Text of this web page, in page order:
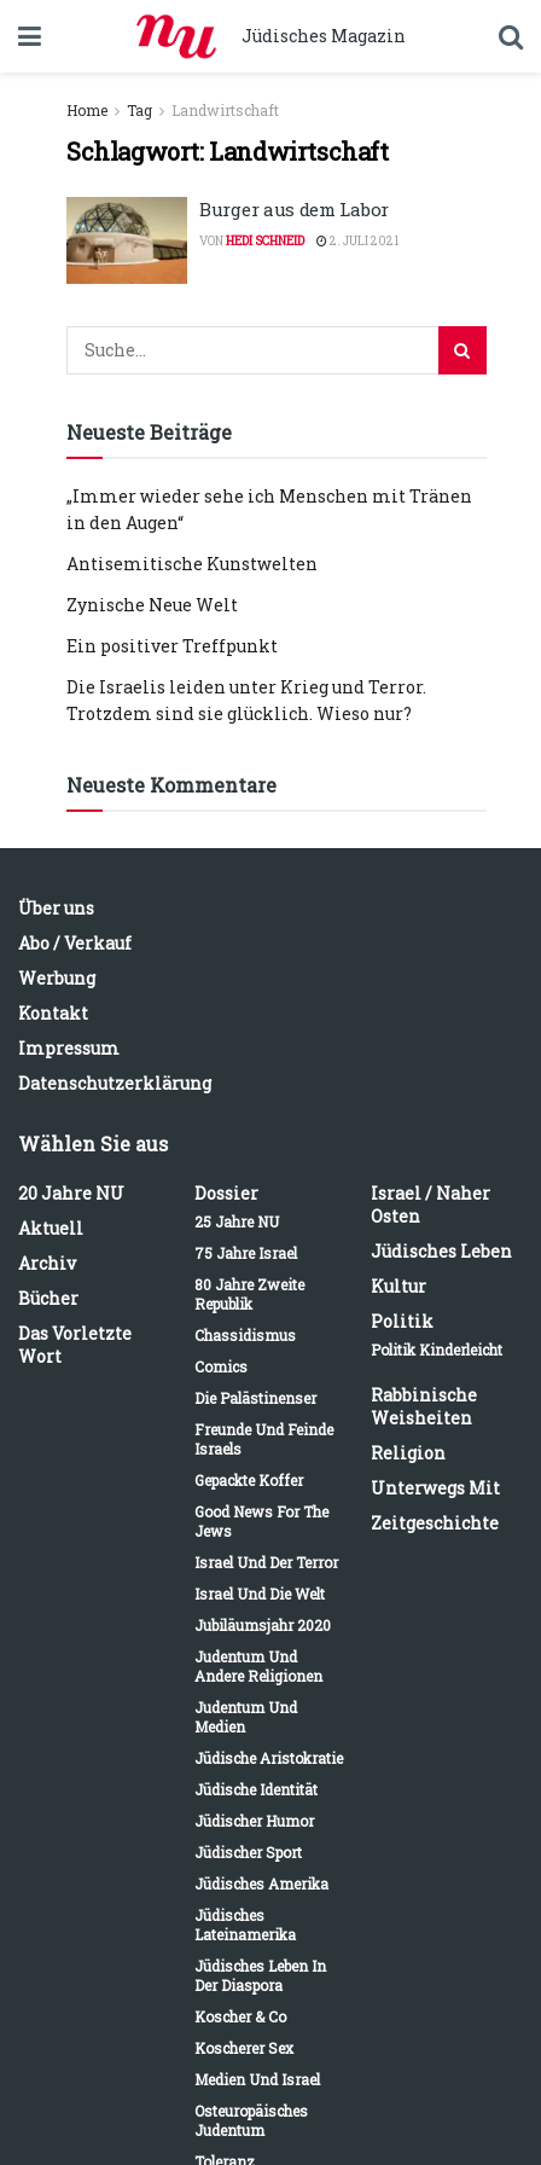
Jüdisches Magazin
Home Tag Landwirtschaft
Schlagwort:Landwirtschaft
Burger aus dem Labor
VONHEDI SCHNEID 2. JULI 2021
Neueste Beiträge
„Immer wieder sehe ich Menschen mit Tränen
in den Augen“
Antisemitische Kunstwelten
Zynische Neue Welt
Ein positiver Treffpunkt
Die Israelis leiden unter Krieg und Terror.
Trotzdem sind sie glücklich. Wieso nur?
Neueste Kommentare
Über uns
Abo / Verkauf
Werbung
Kontakt
Impressum
Datenschutzerklärung
Wählen Sie aus
20 Jahre NU
Aktuell
Archiv
Bücher
Das Vorletzte
Wort
Dossier
25 Jahre NU
75 Jahre Israel
80 Jahre Zweite
Republik
Chassidismus
Comics
Die Palästinenser
Freunde Und Feinde
Israels
Gepackte Koffer
Good News For The
Jews
Israel Und Der Terror
Israel Und Die Welt
Jubiläumsjahr 2020
Judentum Und
Andere Religionen
Judentum Und
Medien
Jüdische Aristokratie
Jüdische Identität
Jüdischer Humor
Jüdischer Sport
Jüdisches Amerika
Jüdisches
Lateinamerika
Jüdisches Leben In
Der Diaspora
Koscher & Co
Koscherer Sex
Medien Und Israel
Osteuropäisches
Judentum
Toleranz
Israel / Naher
Osten
Jüdisches Leben
Kultur
Politik
Politik Kinderleicht
Rabbinische
Weisheiten
Religion
Unterwegs Mit
Zeitgeschichte